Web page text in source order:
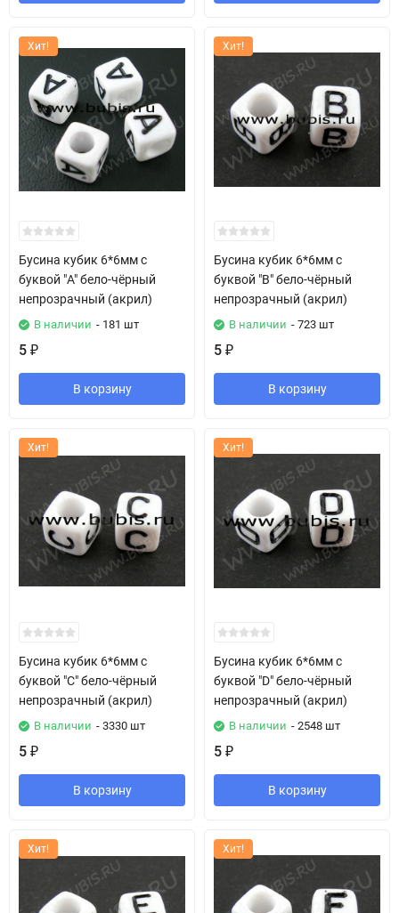
Хит!
Бусина кубик 6*6мм с
буквой "A" бело-чёрный
непрозрачный (акрил)
В наличии - 181 шт
5 ₽
В корзину
Хит!
Бусина кубик 6*6мм с
буквой "B" бело-чёрный
непрозрачный (акрил)
В наличии - 723 шт
5 ₽
В корзину
Хит!
Бусина кубик 6*6мм с
буквой "C" бело-чёрный
непрозрачный (акрил)
В наличии - 3330 шт
5 ₽
В корзину
Хит!
Бусина кубик 6*6мм с
буквой "D" бело-чёрный
непрозрачный (акрил)
В наличии - 2548 шт
5 ₽
В корзину
Хит! Хит!